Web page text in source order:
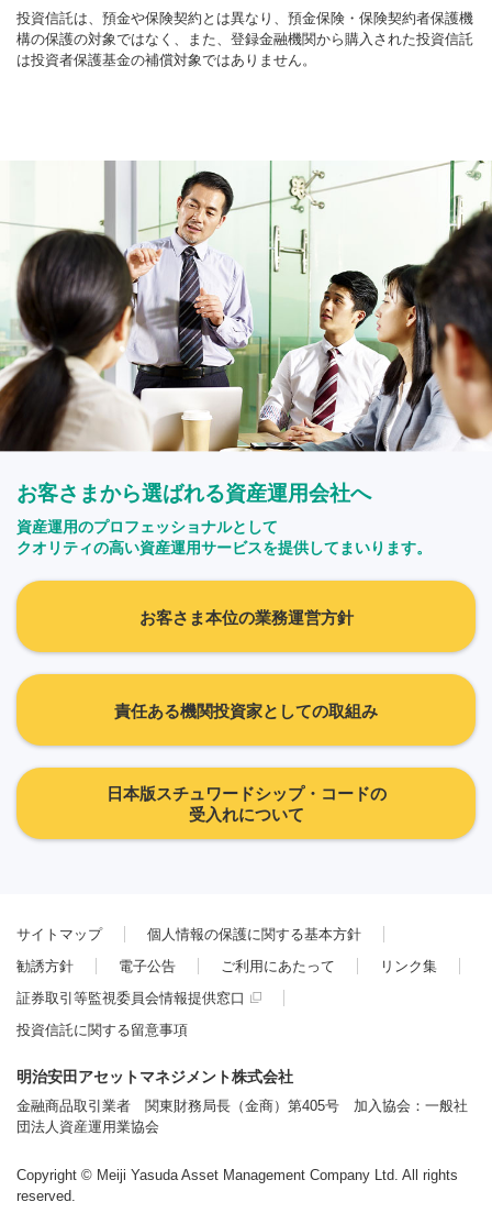
投資信託は、預金や保険契約とは異なり、預金保険・保険契約者保護機
構の保護の対象ではなく、また、登録金融機関から購入された投資信託
は投資者保護基金の補償対象ではありません。
お客さまから選ばれる資産運用会社へ
資産運用のプロフェッショナルとして
クオリティの高い資産運用サービスを提供してまいります。
お客さま本位の業務運営方針
責任ある機関投資家としての取組み
日本版スチュワードシップ・コードの
受入れについて
サイトマップ
個人情報の保護に関する基本方針
勧誘方針
電子公告 ご利用にあたって
リンク集
証券取引等監視委員会情報提供窓口
投資信託に関する留意事項
明治安田アセットマネジメント株式会社
金融商品取引業者 関東財務局長（金商）第405号 加入協会：一般社
団法人資産運用業協会
Copyright © Meiji Yasuda Asset Management Company Ltd. All rights
reserved.